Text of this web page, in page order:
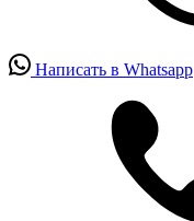
Написать в Whatsapp